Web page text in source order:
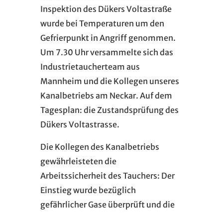
Inspektion des Dükers Voltastraße
wurde bei Temperaturen um den
Gefrierpunkt in Angriff genommen.
Um 7.30 Uhr versammelte sich das
Industrietaucherteam aus
Mannheim und die Kollegen unseres
Kanalbetriebs am Neckar. Auf dem
Tagesplan: die Zustandsprüfung des
Dükers Voltastrasse.
Die Kollegen des Kanalbetriebs
gewährleisteten die
Arbeitssicherheit des Tauchers: Der
Einstieg wurde bezüglich
gefährlicher Gase überprüft und die